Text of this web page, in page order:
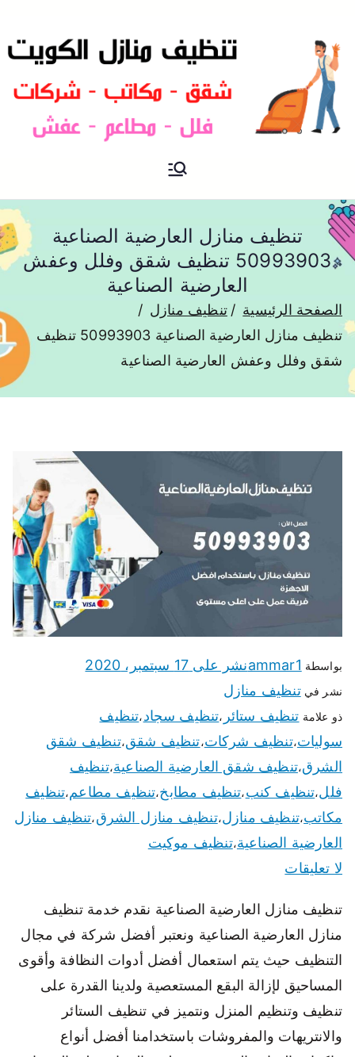
شركة تنظيف منازل و شقق في
تنظيف منازل العارضية الصناعية
50993903 تنظيف شقق وفلل وعفش
العارضية الصناعية
الصفحة الرئيسية
تنظيف منازل
تنظيف منازل العارضية الصناعية 50993903 تنظيف
شقق وفلل وعفش العارضية الصناعية
بواسطة ammar1نشر على 17 سبتمبر، 2020
نشر فيتنظيف منازل
ذو علامة تنظيف ستائر ،تنظيف سجاد،تنظيف
سوليات،تنظيف شركات،تنظيف شقق،تنظيف شقق
الشرق،تنظيف شقق العارضية الصناعية،تنظيف
فلل،تنظيف كنب،تنظيف مطابخ،تنظيف مطاعم،تنظيف
مكاتب،تنظيف منازل،تنظيف منازل الشرق،تنظيف منازل
العارضية الصناعية،تنظيف موكيت
لا تعليقات
تنظيف منازل العارضية الصناعية نقدم خدمة تنظيف
منازل العارضية الصناعية ونعتبر أفضل شركة في مجال
التنظيف حيث يتم استعمال أفضل أدوات النظافة وأقوى
المساحيق لإزالة البقع المستعصية ولدينا القدرة على
تنظيف وتنظيم المنزل ونتميز في تنظيف الستائر
والانتريهات والمفروشات باستخدامنا أفضل أنواع